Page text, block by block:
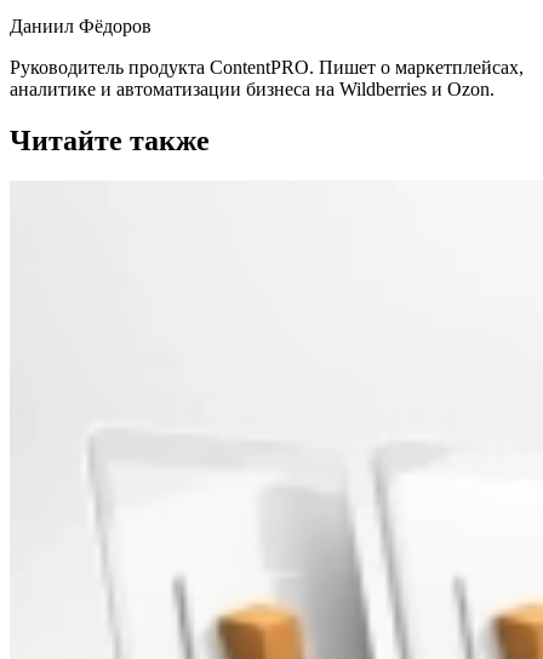
Даниил Фёдоров
Руководитель продукта ContentPRO. Пишет о маркетплейсах,
аналитике и автоматизации бизнеса на Wildberries и Ozon.
Читайте также